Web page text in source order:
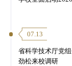
07.13
省科学技术厅党
劲松来校调研